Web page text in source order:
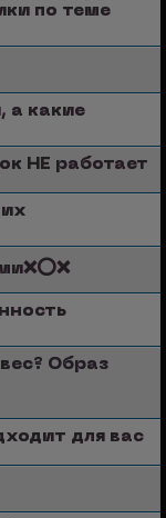
по теме
а какие
НЕ работает
Образ
для вас